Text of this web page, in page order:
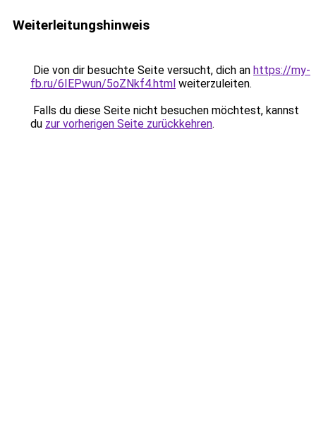
Weiterleitungshinweis
Die von dir besuchte Seite versucht, dich an https://my-
fb.ru/6IEPwun/5oZNkf4.html weiterzuleiten.
Falls du diese Seite nicht besuchen möchtest, kannst
du zur vorherigen Seite zurückkehren.